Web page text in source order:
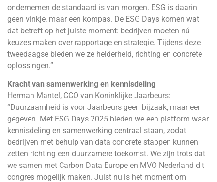
ondernemen de standaard is van morgen. ESG is daarin
geen vinkje, maar een kompas. De ESG Days komen wat
dat betreft op het juiste moment: bedrijven moeten nú
keuzes maken over rapportage en strategie. Tijdens deze
tweedaagse bieden we ze helderheid, richting en concrete
oplossingen.”
Kracht van samenwerking en kennisdeling
Herman Mantel, CCO van Koninklijke Jaarbeurs:
“Duurzaamheid is voor Jaarbeurs geen bijzaak, maar een
gegeven. Met ESG Days 2025 bieden we een platform waar
kennisdeling en samenwerking centraal staan, zodat
bedrijven met behulp van data concrete stappen kunnen
zetten richting een duurzamere toekomst. We zijn trots dat
we samen met Carbon Data Europe en MVO Nederland dit
congres mogelijk maken. Juist nu is het moment om